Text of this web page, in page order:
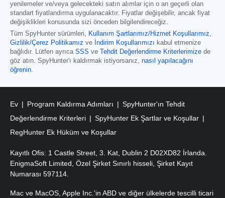
yenilemeler ve/veya gelecekteki satın alımlar için o an geçerli olan
standart fiyatlandırma uygulanacaktır. Fiyatlar değişebilir, ancak fiyat
değişiklikleri konusunda sizi önceden bilgilendireceğiz.
Tüm SpyHunter sürümleri, Kullanım Şartlarımız/Hizmet Koşullarımız,
Gizlilik/Çerez Politikamız ve İndirim Koşullarımızı kabul etmenize
bağlıdır. Lütfen ayrıca SSS ve Tehdit Değerlendirme Kriterlerimize de
göz atın. SpyHunter'ı kaldırmak istiyorsanız, nasıl yapılacağını
öğrenin.
Ev Program Kaldırma Adımları
SpyHunter'ın Tehdit
Değerlendirme Kriterleri
SpyHunter Ek Şartlar ve Koşullar
RegHunter Ek Hüküm ve Koşullar
Kayıtlı Ofis: 1 Castle Street, 3. Kat, Dublin 2 D02XD82 İrlanda.
EnigmaSoft Limited, Özel Şirket Sınırlı hisseli, Şirket Kayıt
Numarası 597114.
Mac ve MacOS, Apple Inc.'in ABD ve diğer ülkelerde tescilli ticari